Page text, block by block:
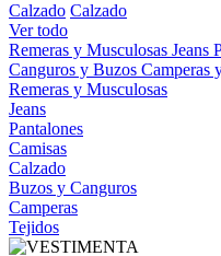
Calzado Calzado
Ver todo
Remeras y Musculosas Jeans
Canguros y Buzos Camperas
Remeras y Musculosas
Jeans
Pantalones
Camisas
Calzado
Buzos y Canguros
Camperas
Tejidos